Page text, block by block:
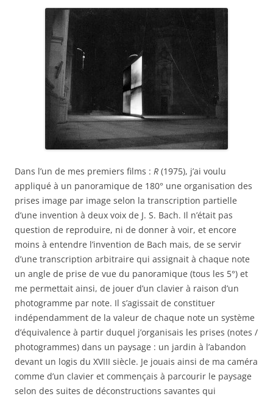
Dans l’un de mes premiers films : R (1975), j’ai voulu
appliqué à un panoramique de 180° une organisation des
prises image par image selon la transcription partielle
d’une invention à deux voix de J. S. Bach. Il n’était pas
question de reproduire, ni de donner à voir, et encore
moins à entendre l’invention de Bach mais, de se servir
d’une transcription arbitraire qui assignait à chaque note
un angle de prise de vue du panoramique (tous les 5°) et
me permettait ainsi, de jouer d’un clavier à raison d’un
photogramme par note. Il s’agissait de constituer
indépendamment de la valeur de chaque note un système
d’équivalence à partir duquel j’organisais les prises (notes /
photogrammes) dans un paysage : un jardin à l’abandon
devant un logis du XVIII siècle. Je jouais ainsi de ma caméra
comme d’un clavier et commençais à parcourir le paysage
selon des suites de déconstructions savantes qui